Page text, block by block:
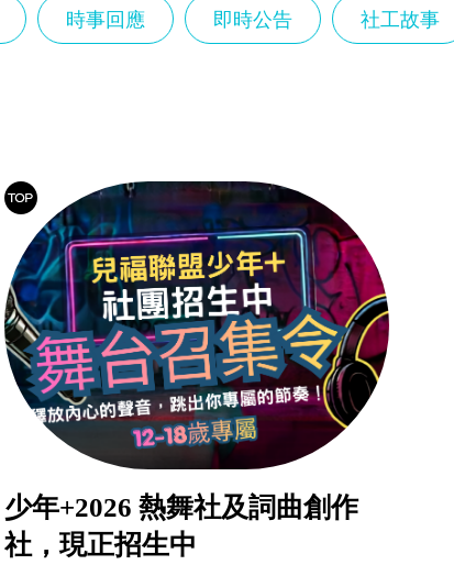
時事回應 即時公告 社工故事
少年+2026 熱舞社及詞曲創作
社，現正招生中